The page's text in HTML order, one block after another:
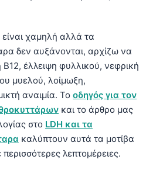
χαμηλή αλλά τα
δεν αυξάνονται, αρχίζω να
B12, έλλειψη φυλλικού, νεφρική
μυελού, λοίμωξη,
αναιμία. Το οδηγός για τον
και το άρθρο μας
στο LDH και τα
καλύπτουν αυτά τα μοτίβα
λεπτομέρειες.